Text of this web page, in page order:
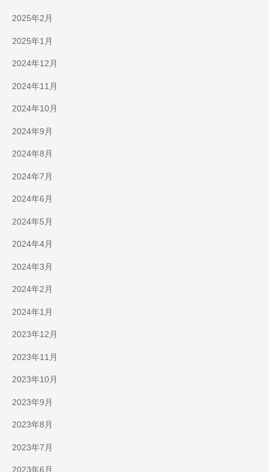
2025年2月
2025年1月
2024年12月
2024年11月
2024年10月
2024年9月
2024年8月
2024年7月
2024年6月
2024年5月
2024年4月
2024年3月
2024年2月
2024年1月
2023年12月
2023年11月
2023年10月
2023年9月
2023年8月
2023年7月
2023年6月